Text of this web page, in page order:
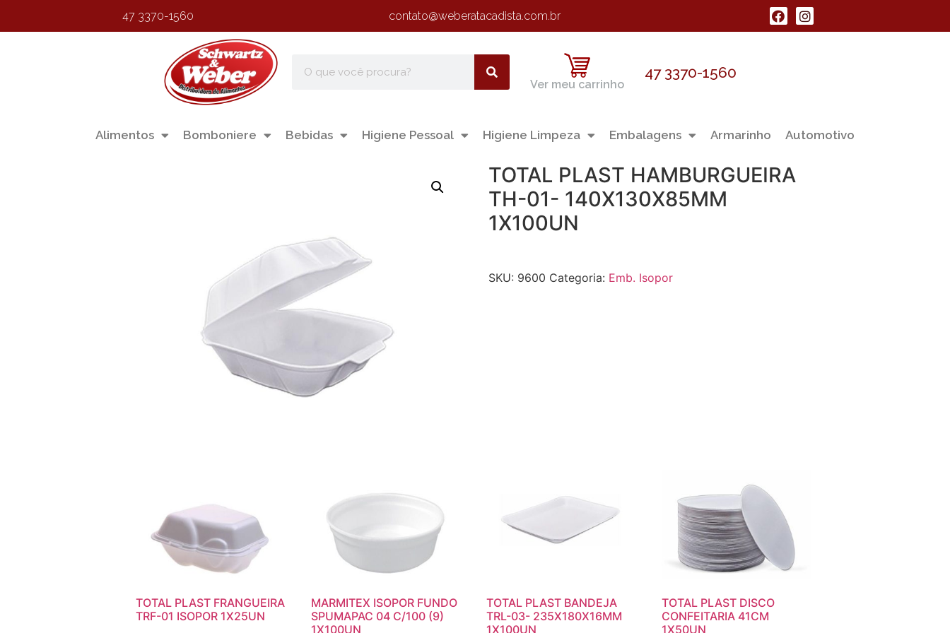
47 3370-1560 contato@weberatacadista.com.br
Ver meu carrinho
47 3370-1560
Alimentos Bomboniere Bebidas Higiene Pessoal Higiene Limpeza Embalagens Armarinho Automotivo
TOTAL PLAST HAMBURGUEIRA
TH-01- 140X130X85MM
1X100UN
SKU: 9600 Categoria: Emb. Isopor
TOTAL PLAST FRANGUEIRA
TRF-01 ISOPOR 1X25UN
MARMITEX ISOPOR FUNDO
SPUMAPAC 04 C/100 (9)
1X100UN
TOTAL PLAST BANDEJA
TRL-03- 235X180X16MM
1X100UN
TOTAL PLAST DISCO
CONFEITARIA 41CM
1X50UN